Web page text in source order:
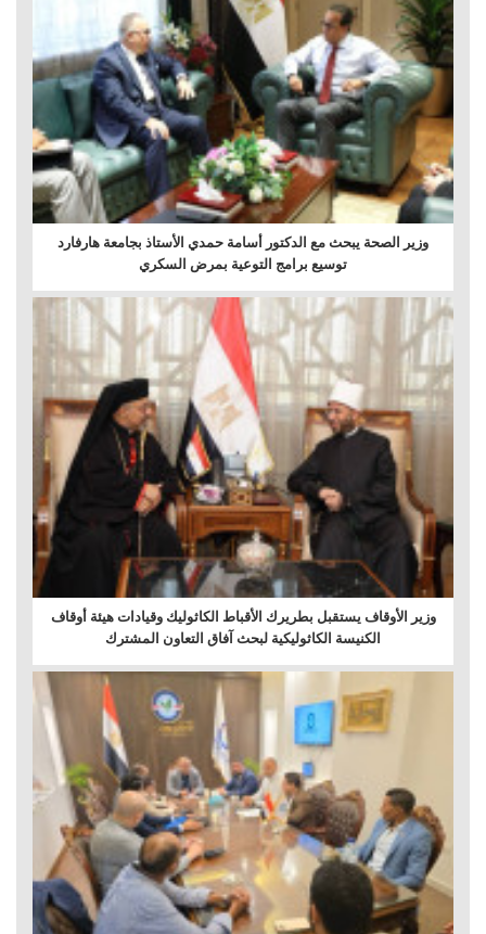
وزير الصحة يبحث مع الدكتور أسامة حمدي الأستاذ بجامعة هارفارد
توسيع برامج التوعية بمرض السكري
وزير الأوقاف يستقبل بطريرك الأقباط الكاثوليك وقيادات هيئة أوقاف
الكنيسة الكاثوليكية لبحث آفاق التعاون المشترك